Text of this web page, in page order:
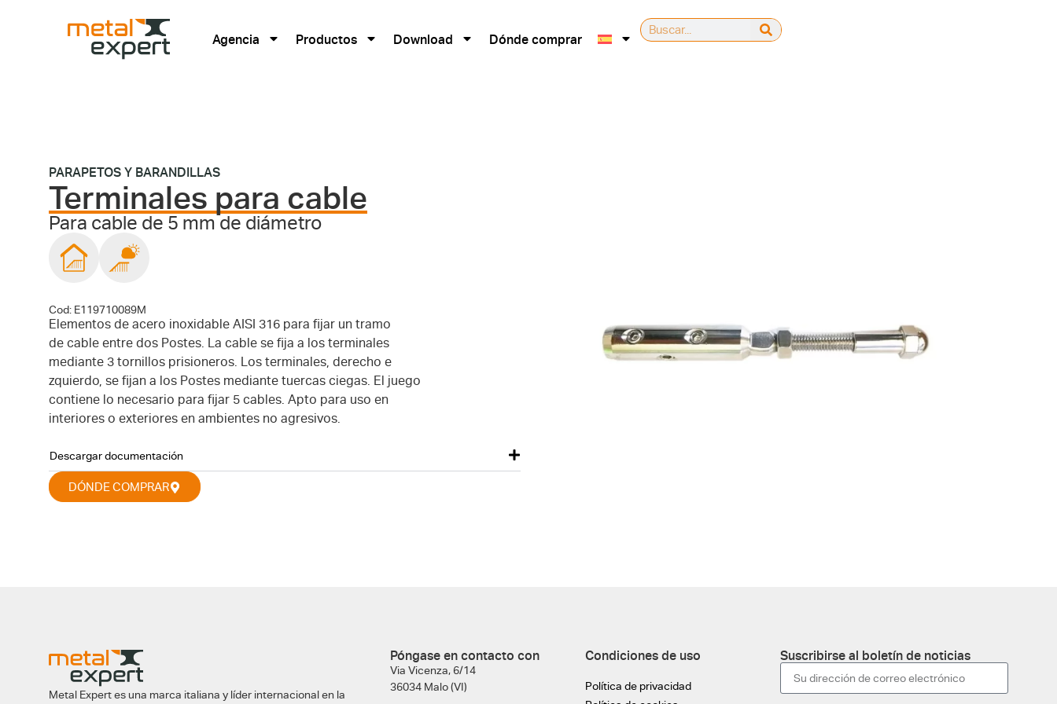
Agencia Productos Download Dónde comprar
PARAPETOS Y BARANDILLAS
Terminales para cable
Para cable de 5 mm de diámetro
Cod: E119710089M
Elementos de acero inoxidable AISI 316 para fijar un tramo
de cable entre dos Postes. La cable se fija a los terminales
mediante 3 tornillos prisioneros. Los terminales, derecho e
zquierdo, se fijan a los Postes mediante tuercas ciegas. El juego
contiene lo necesario para fijar 5 cables. Apto para uso en
interiores o exteriores en ambientes no agresivos.
Descargar documentación
DÓNDE COMPRAR
Metal Expert es una marca italiana y líder internacional en la
Póngase en contacto con
Via Vicenza, 6/14
36034 Malo (VI)
Condiciones de uso
Política de privacidad
Suscribirse al boletín de noticias